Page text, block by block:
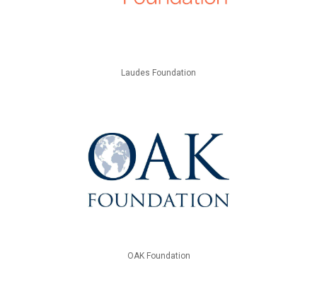
Laudes Foundation
OAK Foundation